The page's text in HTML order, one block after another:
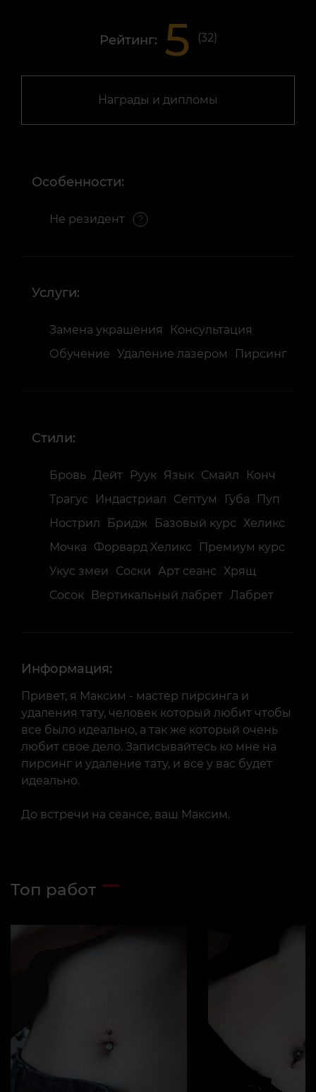
Рейтинг: 5 (32)
Награды и дипломы
Особенности:
Не резидент
Услуги:
Замена украшения
Консультация
Обучение Удаление лазером Пирсинг
Стили:
Бровь Дейт Руук Язык Смайл
Конч
Трагус
Индастриал Септум Губа
Пуп
Нострил
Бридж Базовый курс
Хеликс
Мочка
Форвард Хеликс
Премиум курс
Укус змеи
Соски Арт сеанс
Хрящ
Сосок
Вертикальный лабрет Лабрет
Информация:
Привет, я Максим - мастер пирсинга и
удаления тату, человек который любит чтобы
все было идеально, а так же который очень
любит свое дело. Записывайтесь ко мне на
пирсинг и удаление тату, и все у вас будет
идеально.
До встречи на сеансе, ваш Максим.
Топ работ